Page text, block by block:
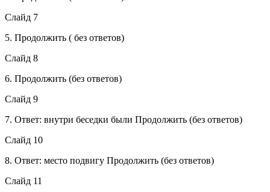
Слайд 7
5. Продолжить ( без ответов)
Слайд 8
6. Продолжить (без ответов)
Слайд 9
7. Ответ: внутри беседки были Продолжить (без ответов)
Слайд 10
8. Ответ: место подвигу Продолжить (без ответов)
Слайд 11